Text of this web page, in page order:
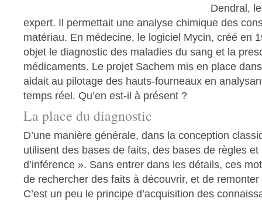
Dendral,
expert. Il permettait une analyse chimique des
matériau. En médecine, le logiciel Mycin, créé en
objet le diagnostic des maladies du sang et la
médicaments. Le projet Sachem mis en place
aidait au pilotage des hauts-fourneaux en
temps réel. Qu’en est-il à présent ?
La place du diagnostic
D’une manière générale, dans la conception
utilisent des bases de faits, des bases de règles et
d’inférence ». Sans entrer dans les détails, ces
de rechercher des faits à découvrir, et de
C’est un peu le principe d’acquisition des